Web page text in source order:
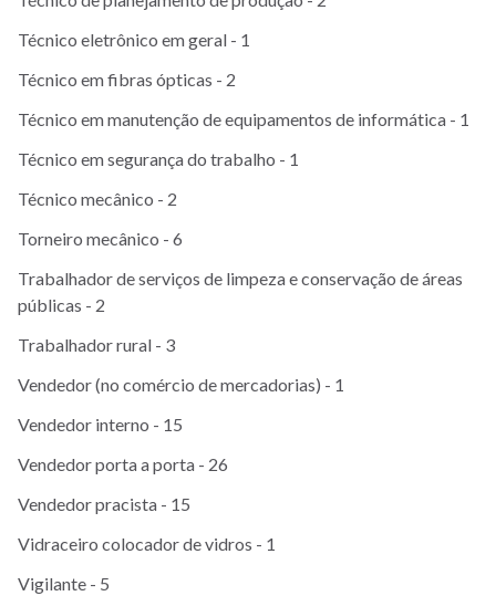
Técnico eletrônico em geral - 1
Técnico em fibras ópticas - 2
Técnico em manutenção de equipamentos de informática - 1
Técnico em segurança do trabalho - 1
Técnico mecânico - 2
Torneiro mecânico - 6
Trabalhador de serviços de limpeza e conservação de áreas
públicas - 2
Trabalhador rural - 3
Vendedor (no comércio de mercadorias) - 1
Vendedor interno - 15
Vendedor porta a porta - 26
Vendedor pracista - 15
Vidraceiro colocador de vidros - 1
Vigilante - 5